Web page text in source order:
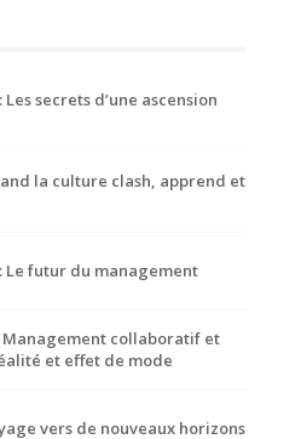
Les secrets d’une ascension
la culture clash, apprend et
: Le futur du management
Management collaboratif et
et effet de mode
vers de nouveaux horizons